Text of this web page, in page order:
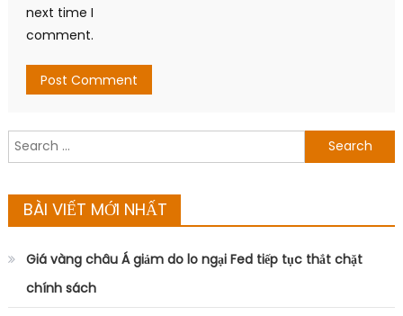
next time I
comment.
Search
for:
BÀI VIẾT MỚI NHẤT
Giá vàng châu Á giảm do lo ngại Fed tiếp tục thắt chặt
chính sách